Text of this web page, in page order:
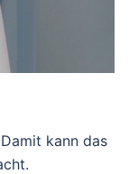
kann das